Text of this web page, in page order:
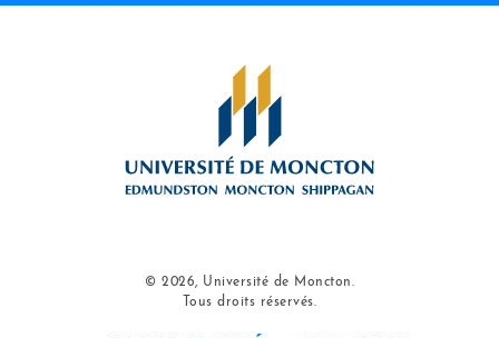
© 2026, Université de Moncton.
Tous droits réservés.